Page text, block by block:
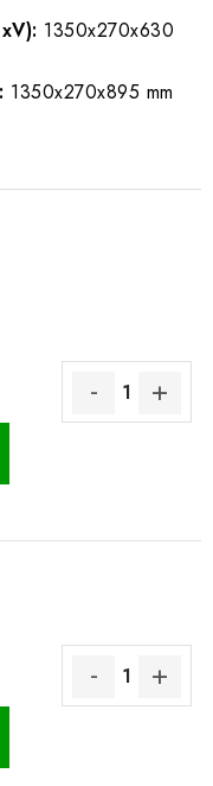
dotazy
objednávka
1350x270x630
1350x270x895 mm